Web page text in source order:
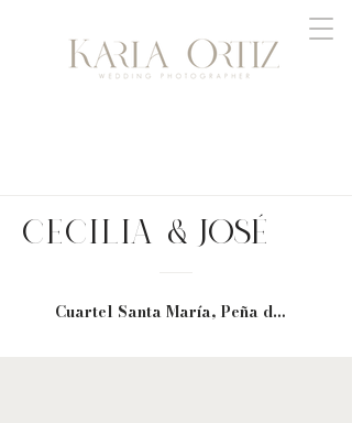
CECILIA & JOSÉ
Cuartel Santa María, Peña de Bernal